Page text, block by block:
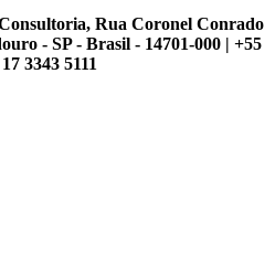
Rua Coronel Conrado
- SP - Brasil - 14701-000 | +55
17 3343 5111